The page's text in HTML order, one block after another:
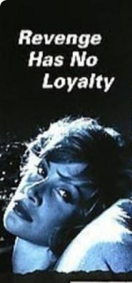
Kampfexperten,
empfindlichsten